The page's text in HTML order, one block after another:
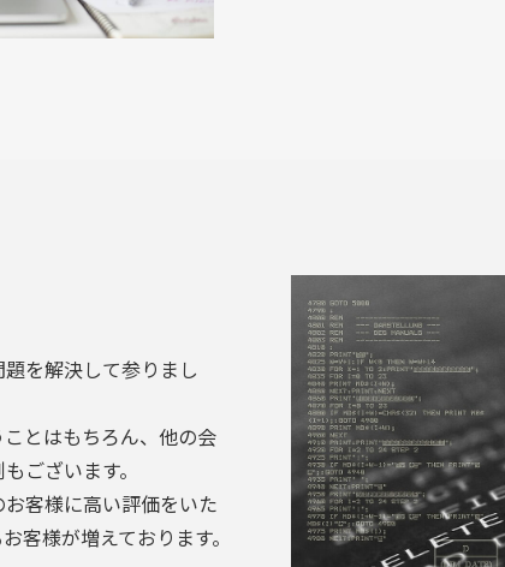
を解決して参りまし
とはもちろん、他の会
ございます。
客様に高い評価をいた
客様が増えております。